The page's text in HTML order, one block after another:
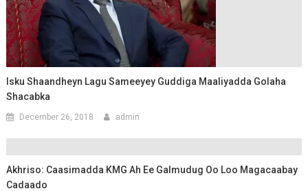
Isku Shaandheyn Lagu Sameeyey Guddiga Maaliyadda Golaha
Shacabka
December 26, 2018 admin
Akhriso: Caasimadda KMG Ah Ee Galmudug Oo Loo Magacaabay
Cadaado